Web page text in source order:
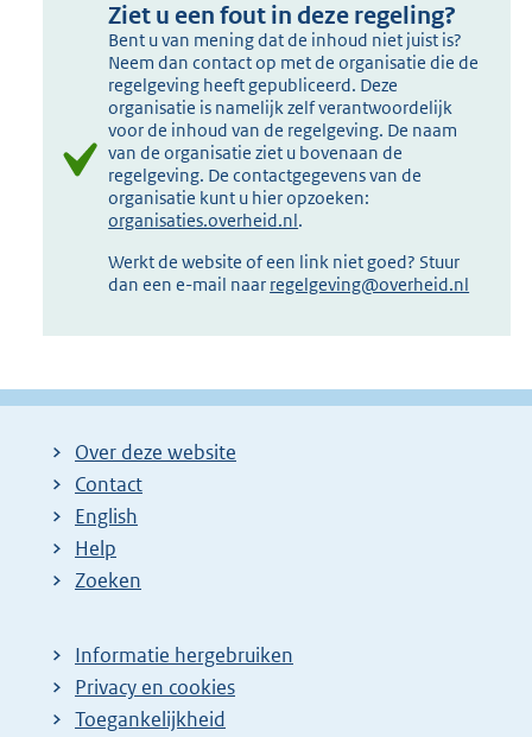
Ziet u een fout in deze regeling?
Bent u van mening dat de inhoud niet juist is?
Neem dan contact op met de organisatie die de
regelgeving heeft gepubliceerd. Deze
organisatie is namelijk zelf verantwoordelijk
voor de inhoud van de regelgeving. De naam
van de organisatie ziet u bovenaan de
regelgeving. De contactgegevens van de
organisatie kunt u hier opzoeken:
organisaties.overheid.nl.
Werkt de website of een link niet goed? Stuur
dan een e-mail naar regelgeving@overheid.nl
Over deze website
Contact
English
Help
Zoeken
Informatie hergebruiken
Privacy en cookies
Toegankelijkheid